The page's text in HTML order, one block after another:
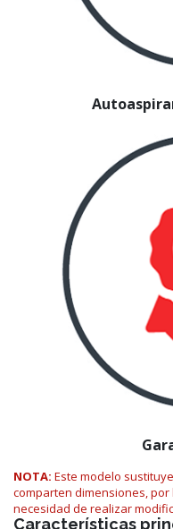
NOTA: Este modelo sustituye
comparten dimensiones,
necesidad de realizar
Características